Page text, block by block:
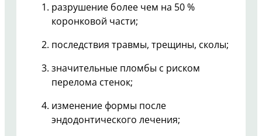
разрушение более чем на 50 %
коронковой части;
последствия травмы, трещины, сколы;
значительные пломбы с риском
перелома стенок;
изменение формы после
эндодонтического лечения;